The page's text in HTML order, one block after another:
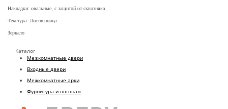
Накладки: овальные, с защитой от сквозняка
Текстура: Лиственница
Зеркало
Каталог
Межкомнатные двери
Входные двери
Межкомнатные арки
Фурнитура и погонаж